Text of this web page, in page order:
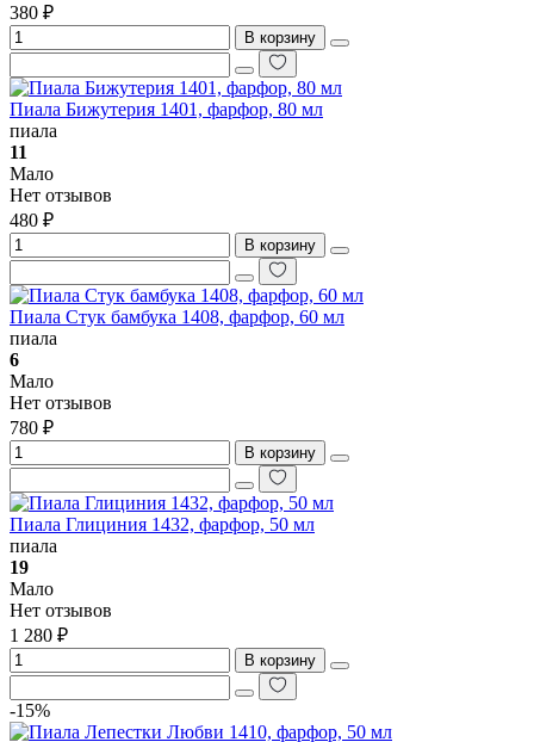
380 ₽
В корзину
Пиала Бижутерия 1401, фарфор, 80 мл
пиала
11
Мало
Нет отзывов
480 ₽
В корзину
Пиала Стук бамбука 1408, фарфор, 60 мл
пиала
6
Мало
Нет отзывов
780 ₽
В корзину
Пиала Глициния 1432, фарфор, 50 мл
пиала
19
Мало
Нет отзывов
1 280 ₽
В корзину
-15%